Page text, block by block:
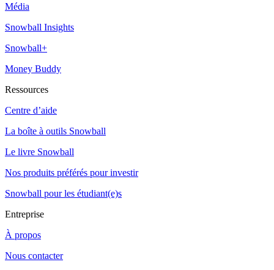
Média
Snowball Insights
Snowball+
Money Buddy
Ressources
Centre d’aide
La boîte à outils Snowball
Le livre Snowball
Nos produits préférés pour investir
Snowball pour les étudiant(e)s
Entreprise
À propos
Nous contacter